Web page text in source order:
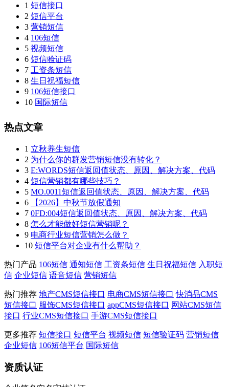
1 短信接口
2 短信平台
3 营销短信
4 106短信
5 视频短信
6 短信验证码
7 工资条短信
8 生日祝福短信
9 106短信接口
10 国际短信
热点文章
1 立秋养生短信
2 为什么你的群发营销短信没有转化？
3 E:WORDS短信返回值状态、原因、解决方案、代码
4 短信营销都有哪些技巧？
5 MO.0011短信返回值状态、原因、解决方案、代码
6
【2026】中秋节放假通知
7 0FD:004短信返回值状态、原因、解决方案、代码
8 怎么才能做好短信营销呢？
9 电商行业短信营销怎么做？
10 短信平台对企业有什么帮助？
热门产品 106短信 通知短信 工资条短信 生日祝福短信 入职短
信 企业短信 语音短信 营销短信
热门推荐 地产CMS短信接口 电商CMS短信接口 快消品CMS
短信接口 服饰CMS短信接口 appCMS短信接口 网站CMS短信
接口 行业CMS短信接口 手游CMS短信接口
更多推荐 短信接口 短信平台 视频短信 短信验证码 营销短信
企业短信 106短信平台 国际短信
资质认证